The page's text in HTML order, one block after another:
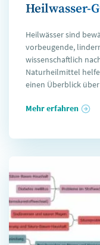
Heilwasser-
Heilwässer sind
vorbeugende,
wissenschaftlich
Naturheilmittel
einen Überblick
Mehr erfahren